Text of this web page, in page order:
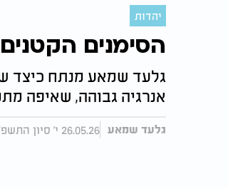
יהדות
הסימנים
גלעד שמאע מנתח כיצד
אנרגיה גבוהה, שאיפה
גלעד שמאע 26.05.26 י' סיון התשפ"ו